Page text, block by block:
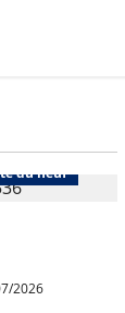
du neuf
2026